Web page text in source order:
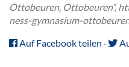
Ottobeuren, Ottobeuren“,
ness-gymnasium-
Auf Facebook teilen ·